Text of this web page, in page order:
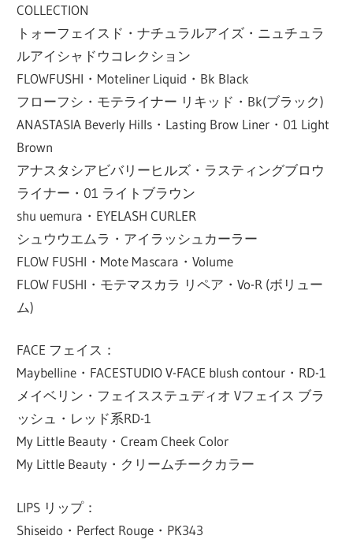
COLLECTION
トォーフェイスド・ナチュラルアイズ・ニュチュラ
ルアイシャドウコレクション
FLOWFUSHI・Moteliner Liquid・Bk Black
フローフシ・モテライナー リキッド・Bk(ブラック)
ANASTASIA Beverly Hills・Lasting Brow Liner・01 Light
Brown
アナスタシアビバリーヒルズ・ラスティングブロウ
ライナー・01 ライトブラウン
shu uemura・EYELASH CURLER
シュウウエムラ・アイラッシュカーラー
FLOW FUSHI・Mote Mascara・Volume
FLOW FUSHI・モテマスカラ リペア・Vo-R (ボリュー
ム)
FACE フェイス：
Maybelline・FACESTUDIO V-FACE blush contour・RD-1
メイベリン・フェイスステュディオ Vフェイス ブラ
ッシュ・レッド系RD-1
My Little Beauty・Cream Cheek Color
My Little Beauty・クリームチークカラー
LIPS リップ：
Shiseido・Perfect Rouge・PK343